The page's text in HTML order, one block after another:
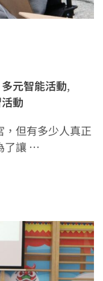
多元智能活動,
動
但有多少人真正
了讓 …